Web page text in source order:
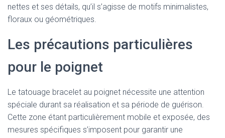
nettes et ses détails, qu’il s’agisse de motifs minimalistes,
floraux ou géométriques.
Les précautions particulières
pour le poignet
Le tatouage bracelet au poignet nécessite une attention
spéciale durant sa réalisation et sa période de guérison.
Cette zone étant particulièrement mobile et exposée, des
mesures spécifiques s’imposent pour garantir une